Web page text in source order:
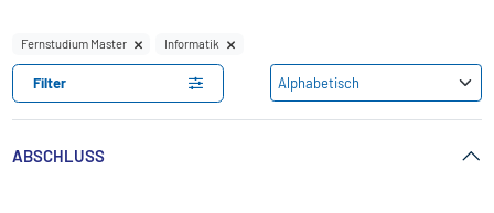
Fernstudium Master Informatik
Filter
ABSCHLUSS